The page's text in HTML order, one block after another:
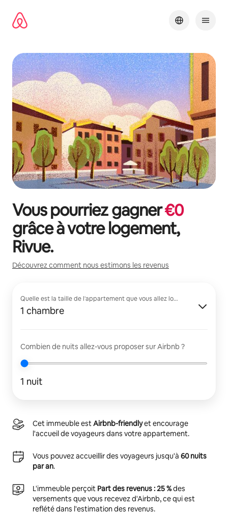
directement
Vous pourriez gagner€0
grâce à votre logement,
Rivue.
Découvrez comment nous estimons les revenus
Quelle est la taille de l'appartement que vous allez louer ?
1 chambre
Combien de nuits allez-vous proposer sur Airbnb ?
1 nuit
Cet immeuble estAirbnb-friendlyet encourage
l'accueil de voyageurs dans votre appartement.
Vous pouvez accueillir des voyageurs jusqu'à 60 nuits
par an.
L'immeuble perçoit Part des revenus : 25 %des
versements que vous recevez d'Airbnb, ce qui est
reflété dans l'estimation des revenus.